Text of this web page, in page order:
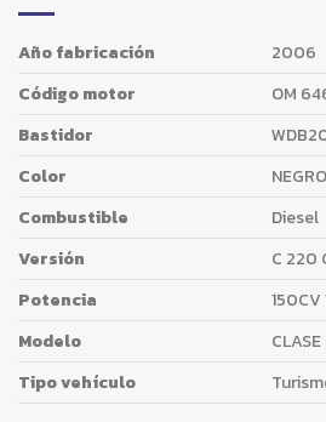
Año fabricación
2006
Código motor
OM
Bastidor
Color
NEGRO
Combustible
Diesel
Versión
C 220
Potencia
150CV
Modelo
Tipo vehículo